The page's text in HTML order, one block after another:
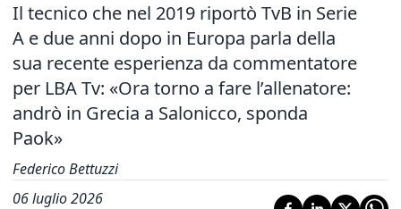
Il tecnico che nel 2019 riportò TvB in Serie
A e due anni dopo in Europa parla della
sua recente esperienza da commentatore
per LBA Tv: «Ora torno a fare l’allenatore:
andrò in Grecia a Salonicco, sponda
Paok»
Federico Bettuzzi
06 luglio 2026